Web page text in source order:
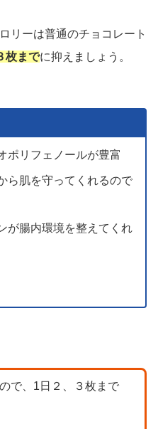
リーは普通のチョコレート
枚までに抑えましょう。
ポリフェノールが豊富
ら肌を守ってくれるので
が腸内環境を整えてくれ
で、1日２、３枚まで